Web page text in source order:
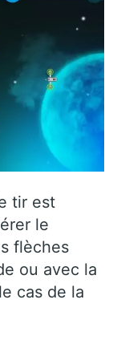
tir est
le
flèches
ou avec la
cas de la